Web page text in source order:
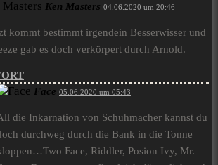
Ken Masters 04.06.2020 um 20:46
kommt bestimmt irgendein Besserwisser und
gab es doch verkörpert durch Arnold.
Face 05.06.2020 um 05:43
die Inkarnation von Schuhmacher kannst du
durchweg durch die Bank in die Tonne
Face, Riddler, Posion Ivy, Mr.